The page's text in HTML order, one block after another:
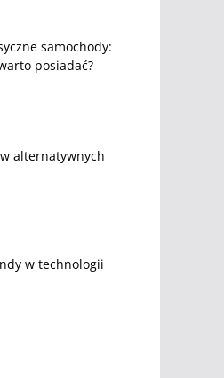
samochody:
posiadać?
alternatywnych
w technologii